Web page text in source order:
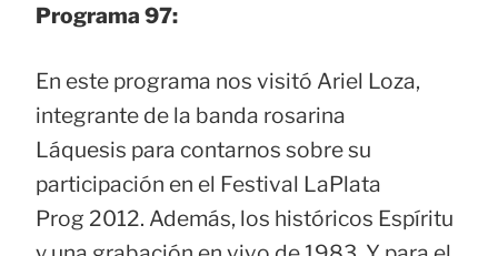
Programa 97:
En este programa nos visitó Ariel Loza,
integrante de la banda rosarina
Láquesis para contarnos sobre su
participación en el Festival LaPlata
Prog 2012. Además, los históricos Espíritu